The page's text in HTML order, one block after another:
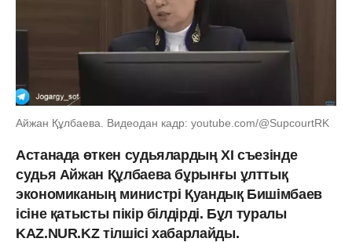
Айжан Құлбаева. Видеодан кадр: youtube.com/@SupcourtRK
Астанада өткен судьялардың ХІ съезінде
судья Айжан Құлбаева бұрынғы ұлттық
экономиканың министрі Қуандық Бишімбаев
ісіне қатысты пікір білдірді. Бұл туралы
KAZ.NUR.KZ тілшісі хабарлайды.